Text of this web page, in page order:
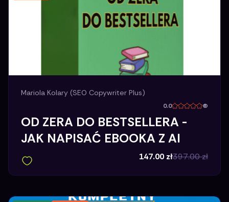
Mariola Kolary (SEO Copywriter Plus)
0.0 (
OD ZERA DO BESTSELLERA -
JAK NAPISAĆ EBOOKA Z AI
147.00 zł397.00zł